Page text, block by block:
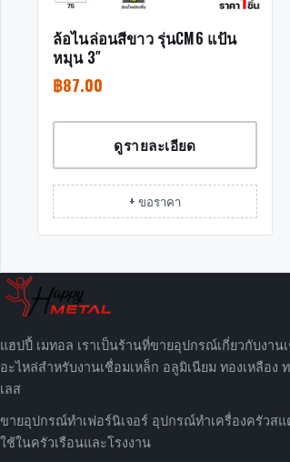
ล้อไนล่อนสีขาว รุ่นCM6 แป้น
หมุน 3″
฿87.00
ดูรายละเอียด
+ ขอราคา
แฮปปี้ เมทอล เราเป็นร้านที่ขายอุปกรณ์เกี่ยวกับงาน
อะไหล่สำหรับงานเชื่อมเหล็ก อลูมิเนียม ทองเหลือง
เลส
ขายอุปกรณ์ทำเฟอร์นิเจอร์ อุปกรณ์ทำเครื่องครัวสแ
ใช้ในครัวเรือนและโรงงาน